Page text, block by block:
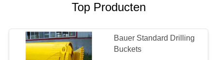
Top Producten
Bauer Standard Drilling
Buckets